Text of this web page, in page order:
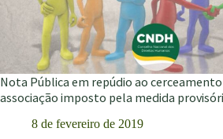
Nota Pública em repúdio ao
associação imposto pela medida
8 de fevereiro de 2019